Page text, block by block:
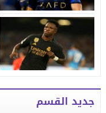
جديد القسم